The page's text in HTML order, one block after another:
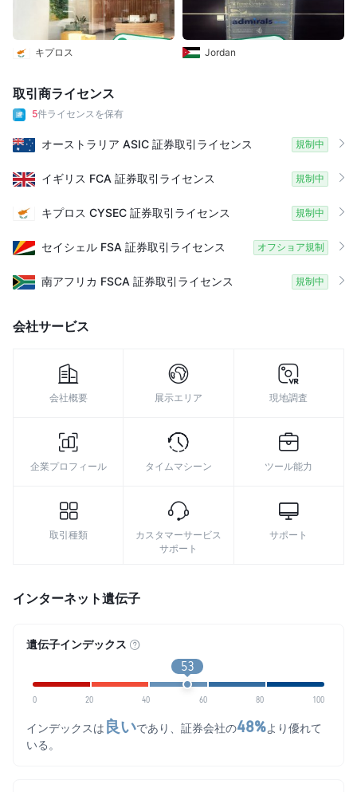
キプロス Jordan
取引商ライセンス
5件ライセンスを保有
オーストラリア ASIC 証券取引ライセンス 規制中
イギリス FCA 証券取引ライセンス 規制中
キプロス CYSEC 証券取引ライセンス 規制中
セイシェル FSA 証券取引ライセンス オフショア規制
南アフリカ FSCA 証券取引ライセンス 規制中
会社サービス
会社概要 展示エリア 現地調査
企業プロフィール タイムマシーン ツール能力
取引種類
カスタマーサービス
サポート
サポート
インターネット遺伝子
遺伝子インデックス
53
0 20 40 60 80 100
インデックスは 良いであり、証券会社の48%より優れて
いる。